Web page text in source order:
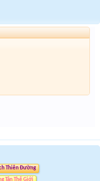
Thiên Đường
Tân Thế Giới